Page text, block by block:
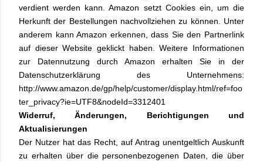
verdient werden kann. Amazon setzt Cookies ein, um die
Herkunft der Bestellungen nachvollziehen zu können. Unter
anderem kann Amazon erkennen, dass Sie den Partnerlink
auf dieser Website geklickt haben. Weitere Informationen
zur Datennutzung durch Amazon erhalten Sie in der
Datenschutzerklärung des Unternehmens:
http://www.amazon.de/gp/help/customer/display.html/ref=foo
ter_privacy?ie=UTF8&nodeId=3312401
Widerruf, Änderungen, Berichtigungen und
Aktualisierungen
Der Nutzer hat das Recht, auf Antrag unentgeltlich Auskunft
zu erhalten über die personenbezogenen Daten, die über